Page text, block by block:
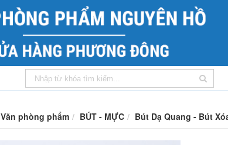
Văn phòng phẩm BÚT - MỰC Bút Dạ Quang - Bút